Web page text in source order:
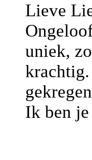
Lieve
uniek,
Ik ben